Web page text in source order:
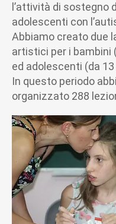
l’attività di sostegno
adolescenti con
Abbiamo creato due
artistici per i bambini
ed adolescenti (da 13
In questo periodo
organizzato 288